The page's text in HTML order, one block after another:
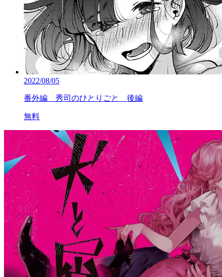
2022/08/05
番外編 秀司のひとりごと 後編
無料